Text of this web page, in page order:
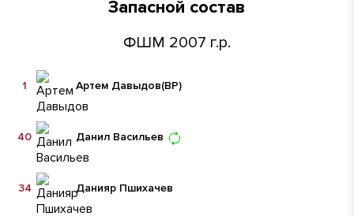
Запасной состав
ФШМ 2007 г.р.
Артем Давыдов(ВР)
1
Данил Васильев
40
Данияр Пшихачев
34